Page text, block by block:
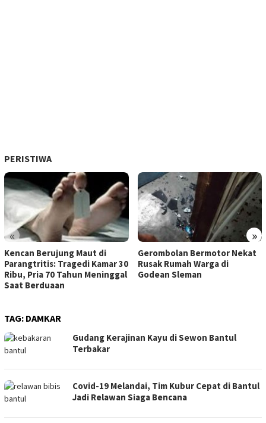
PERISTIWA
« »
Kencan Berujung Maut di
Parangtritis: Tragedi Kamar 30
Ribu, Pria 70 Tahun Meninggal
Saat Berduaan
Gerombolan Bermotor Nekat
Rusak Rumah Warga di
Godean Sleman
TAG: DAMKAR
Gudang Kerajinan Kayu di Sewon Bantul
Terbakar
Covid-19 Melandai, Tim Kubur Cepat di Bantul
Jadi Relawan Siaga Bencana